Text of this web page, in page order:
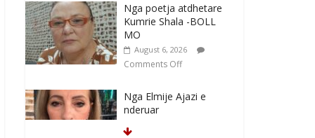
Nga poetja atdhetare
Kumrie Shala -BOLL
MO
August 6, 2026
Comments Off
Nga Elmije Ajazi e
nderuar